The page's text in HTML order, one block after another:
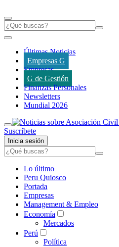
Últimas Noticias
Empresas G
Empresas
G de Gestión
Finanzas Personales
Newsletters
Mundial 2026
Suscríbete
Inicia sesión
Lo último
Peru Quiosco
Portada
Empresas
Management & Empleo
Economía
Mercados
Perú
Política